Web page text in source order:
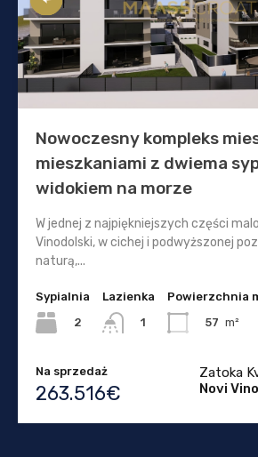
Nowoczesny kompleks
mieszkaniami z dwiema
widokiem na morze
W jednej z najpiękniejszych części
Vinodolski, w cichej i podwyższonej
naturą,...
Sypialnia
2
Lazienka
1
Powierzchnia
57 m²
Na sprzedaż
263.516€
Zatoka
Novi